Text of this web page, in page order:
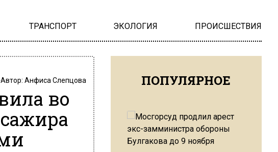
ТРАНСПОРТ ЭКОЛОГИЯ ПРОИСШЕСТВИЯ
Автор: Анфиса Слепцова
во
ПОПУЛЯРНОЕ